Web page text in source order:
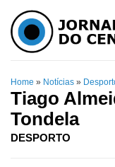
Home » Notícias »
Tiago
Tondela
DESPORTO